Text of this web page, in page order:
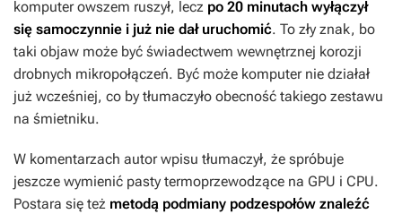
komputer owszem ruszył, lecz po 20 minutach wyłączył
się samoczynnie i już nie dał uruchomić. To zły znak, bo
taki objaw może być świadectwem wewnętrznej korozji
drobnych mikropołączeń. Być może komputer nie działał
już wcześniej, co by tłumaczyło obecność takiego zestawu
na śmietniku.
W komentarzach autor wpisu tłumaczył, że spróbuje
jeszcze wymienić pasty termoprzewodzące na GPU i CPU.
Postara się też metodą podmiany podzespołów znaleźć